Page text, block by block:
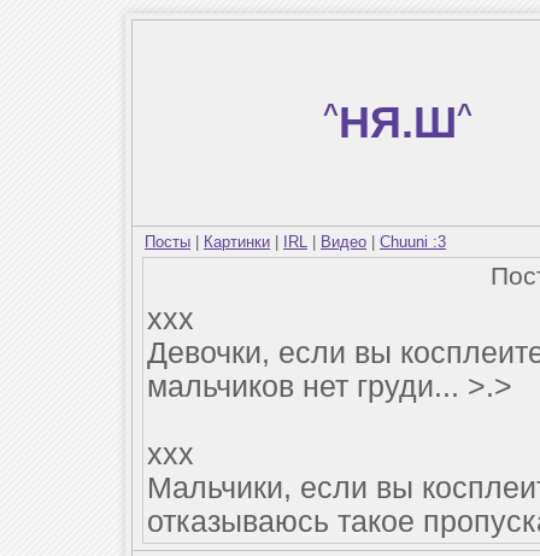
^НЯ.Ш^
Посты Картинки IRL Видео Chuuni :3
xxx
Девочки, если вы
мальчиков нет груди... >.>
xxx
Мальчики, если вы
отказываюсь такое